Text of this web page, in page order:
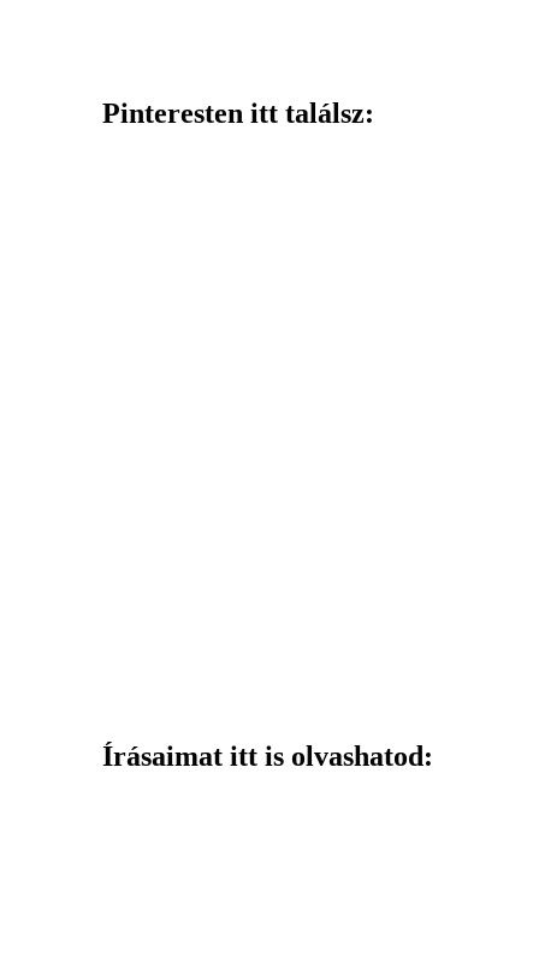
Pinteresten itt találsz:
Írásaimat itt is olvashatod: